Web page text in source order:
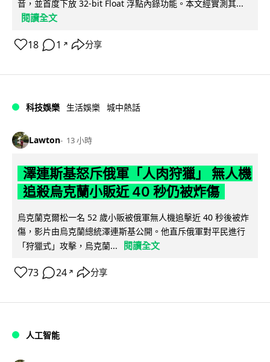
音，並首度下放 32-bit Float 浮點內錄功能。本文經實測其...
閱讀全文
18 1 ↗ 分享
科技娛樂 生活娛樂 城中熱話
Lawton 13 小時
澤連斯基怒斥俄軍「人肉狩獵」 無人機
追殺烏克蘭小販近 40 秒仍被炸傷
烏克蘭克爾松一名 52 歲小販被俄軍無人機追擊近 40 秒後被炸
傷，影片由烏克蘭總統澤連斯基公開。他直斥俄軍對平民進行
「狩獵式」攻擊，烏克蘭...
閱讀全文
73 24 ↗ 分享
人工智能